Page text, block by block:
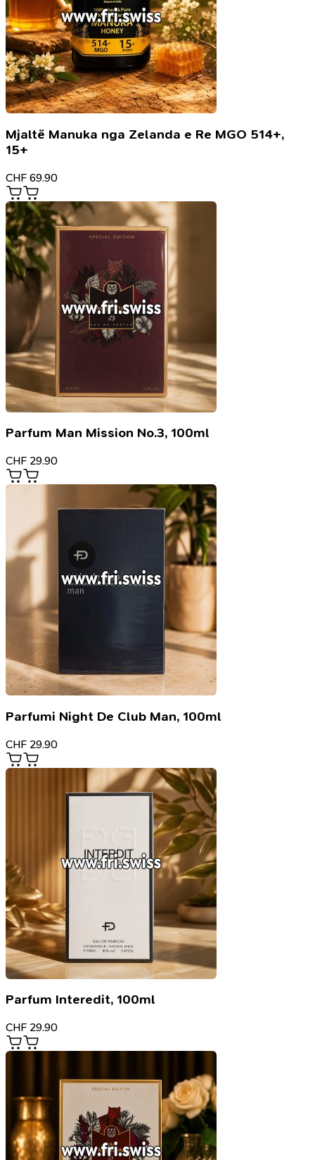
Mjaltë Manuka nga Zelanda e Re MGO 514+,
15+
CHF 69.90
Parfum Man Mission No.3, 100ml
CHF 29.90
Parfumi Night De Club Man, 100ml
CHF 29.90
Parfum Interedit, 100ml
CHF 29.90